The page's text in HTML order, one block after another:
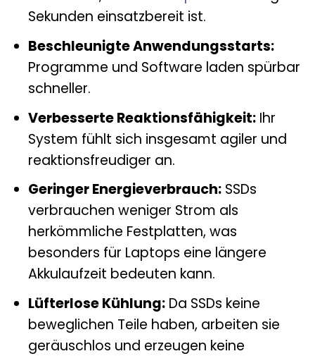
Sekunden einsatzbereit ist.
Beschleunigte Anwendungsstarts:
Programme und Software laden spürbar
schneller.
Verbesserte Reaktionsfähigkeit:Ihr
System fühlt sich insgesamt agiler und
reaktionsfreudiger an.
Geringer Energieverbrauch:SSDs
verbrauchen weniger Strom als
herkömmliche Festplatten, was
besonders für Laptops eine längere
Akkulaufzeit bedeuten kann.
Lüfterlose Kühlung:Da SSDs keine
beweglichen Teile haben, arbeiten sie
geräuschlos und erzeugen keine